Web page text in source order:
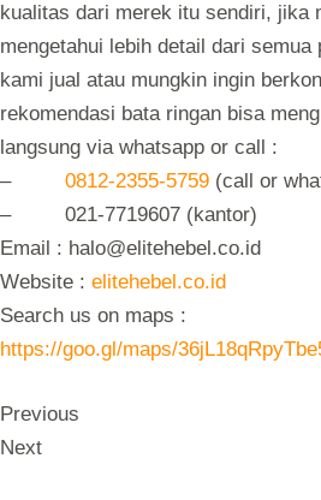
kualitas dari merek itu sendiri, jika
mengetahui lebih detail dari semua
kami jual atau mungkin ingin
rekomendasi bata ringan bisa
langsung via whatsapp or call :
– 0812-2355-5759 (call or
– 021-7719607 (kantor)
Email : halo@elitehebel.co.id
Website : elitehebel.co.id
Search us on maps :
https://goo.gl/maps/
Previous
Next